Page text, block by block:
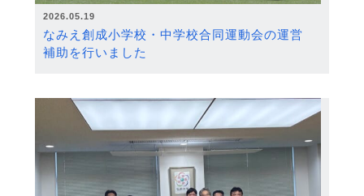
2026.05.19
なみえ創成小学校・中学校合同運動会の運営
補助を行いました